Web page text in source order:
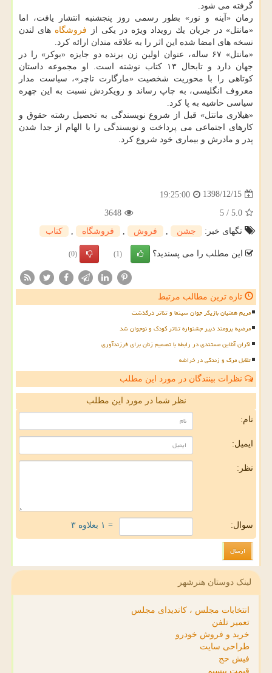
گرفته می شود.
رمان «آینه و نور» بطور رسمی روز پنجشنبه انتشار یافت، اما
«مانتل» در جریان یك رویداد ویژه در یكی از فروشگاه های لندن
نسخه های امضا شده این اثر را به علاقه مندان ارائه كرد.
«مانتل» ۶۷ ساله، عنوان اولین زن برنده دو جایزه «بوكر» را در
جهان دارد و تابحال ۱۳ كتاب نوشته است. او مجموعه داستان
كوتاهی را با محوریت شخصیت «مارگارت تاچر»، سیاست مدار
معروف انگلیسی، به چاپ رساند و رویكردش نسبت به این چهره
سیاسی حاشیه به پا كرد.
«هیلاری مانتل» قبل از شروع نویسندگی به تحصیل رشته حقوق و
كارهای اجتماعی می پرداخت و نویسندگی را با الهام از جدا شدن
پدر و مادرش و بیماری خود شروع كرد.
1398/12/15
19:25:00
5.0
/
5
3648
تگهای خبر:
جشن فروش فروشگاه كتاب
این مطلب را می پسندید؟ (1)
(0)
تازه ترین مطالب مرتبط
مریم همتیان بازیگر جوان سینما و تئاتر درگذشت
مرضیه برومند دبیر جشنواره تئاتر کودک و نوجوان شد
اکران آنلاین مستندی در رابطه با تصمیم زنان برای فرزندآوری
تقابل مرگ و زندگی در خراشه
نظرات بینندگان در مورد این مطلب
نظر شما در مورد این مطلب
نام:
ایمیل:
نظر:
سوال: = ۱ بعلاوه ۳
لینک دوستان هنرشهر
انتخابات مجلس ، کاندیدای مجلس
تعمیر تلفن
خرید و فروش خودرو
طراحی سایت
فیش حج
قیمت بیسیم